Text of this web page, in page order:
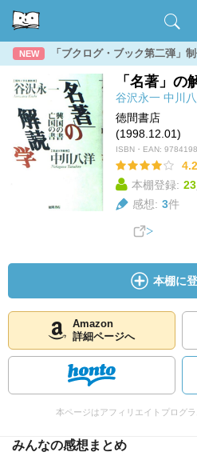
NEW 「ブクログ・ブック第二弾」
「名著」の
谷沢永一 中川
徳間書店
(1998.12.01)
ISBN・EAN:
本棚登録: 23
感想: 3件
本棚に
Amazon
詳細ページへ
本ページはアフィリエイトプログ
みんなの感想まとめ